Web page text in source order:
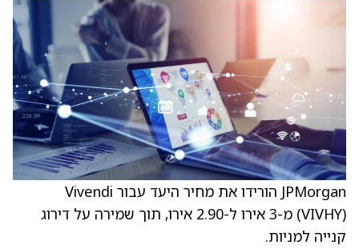
JPMorgan הורידו את מחיר היעד עבור Vivendi
(VIVHY) מ-3 אירו ל-2.90 אירו, תוך שמירה על דירוג
קנייה למניות.